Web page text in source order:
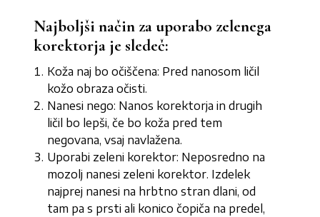
Najboljši način za uporabo zelenega
korektorja je sledeč:
Koža naj bo očiščena: Pred nanosom ličil
kožo obraza očisti.
Nanesi nego: Nanos korektorja in drugih
ličil bo lepši, če bo koža pred tem
negovana, vsaj navlažena.
Uporabi zeleni korektor: Neposredno na
mozolj nanesi zeleni korektor. Izdelek
najprej nanesi na hrbtno stran dlani, od
tam pa s prsti ali konico čopiča na predel,